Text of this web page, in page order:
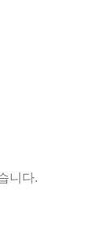
니다.